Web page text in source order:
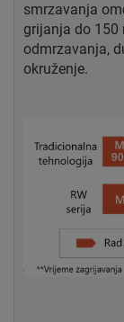
smrzavanja
grijanja do 150
odmrzavanja,
okruženje.